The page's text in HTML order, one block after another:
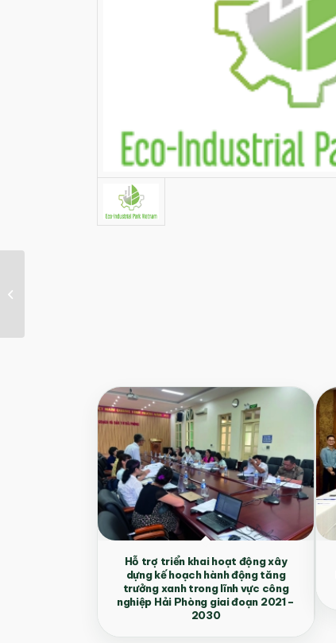
Hỗ trợ triển khai hoạt động xây
dựng kế hoạch hành động tăng
trưởng xanh trong lĩnh vực công
nghiệp Hải Phòng giai đoạn 2021 –
2030